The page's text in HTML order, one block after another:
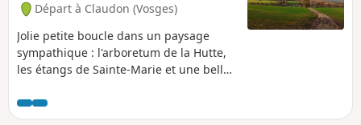
Départ à Claudon (Vosges)
Jolie petite boucle dans un paysage
sympathique : l'arboretum de la Hutte,
les étangs de Sainte-Marie et une belle